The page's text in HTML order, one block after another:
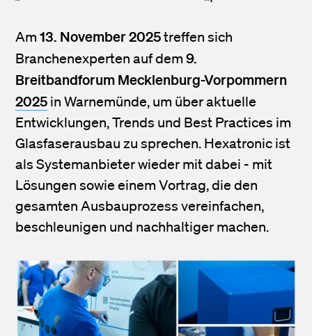
Am13. November 2025treffen sich
Branchenexperten auf dem9.
Breitbandforum Mecklenburg-Vorpommern
2025 inWarnemünde, um über aktuelle
Entwicklungen, Trends und Best Practices im
Glasfaserausbau zu sprechen. Hexatronic ist
als Systemanbieter wieder mit dabei - mit
Lösungen sowie einem Vortrag, die den
gesamten Ausbauprozess vereinfachen,
beschleunigen und nachhaltiger machen.